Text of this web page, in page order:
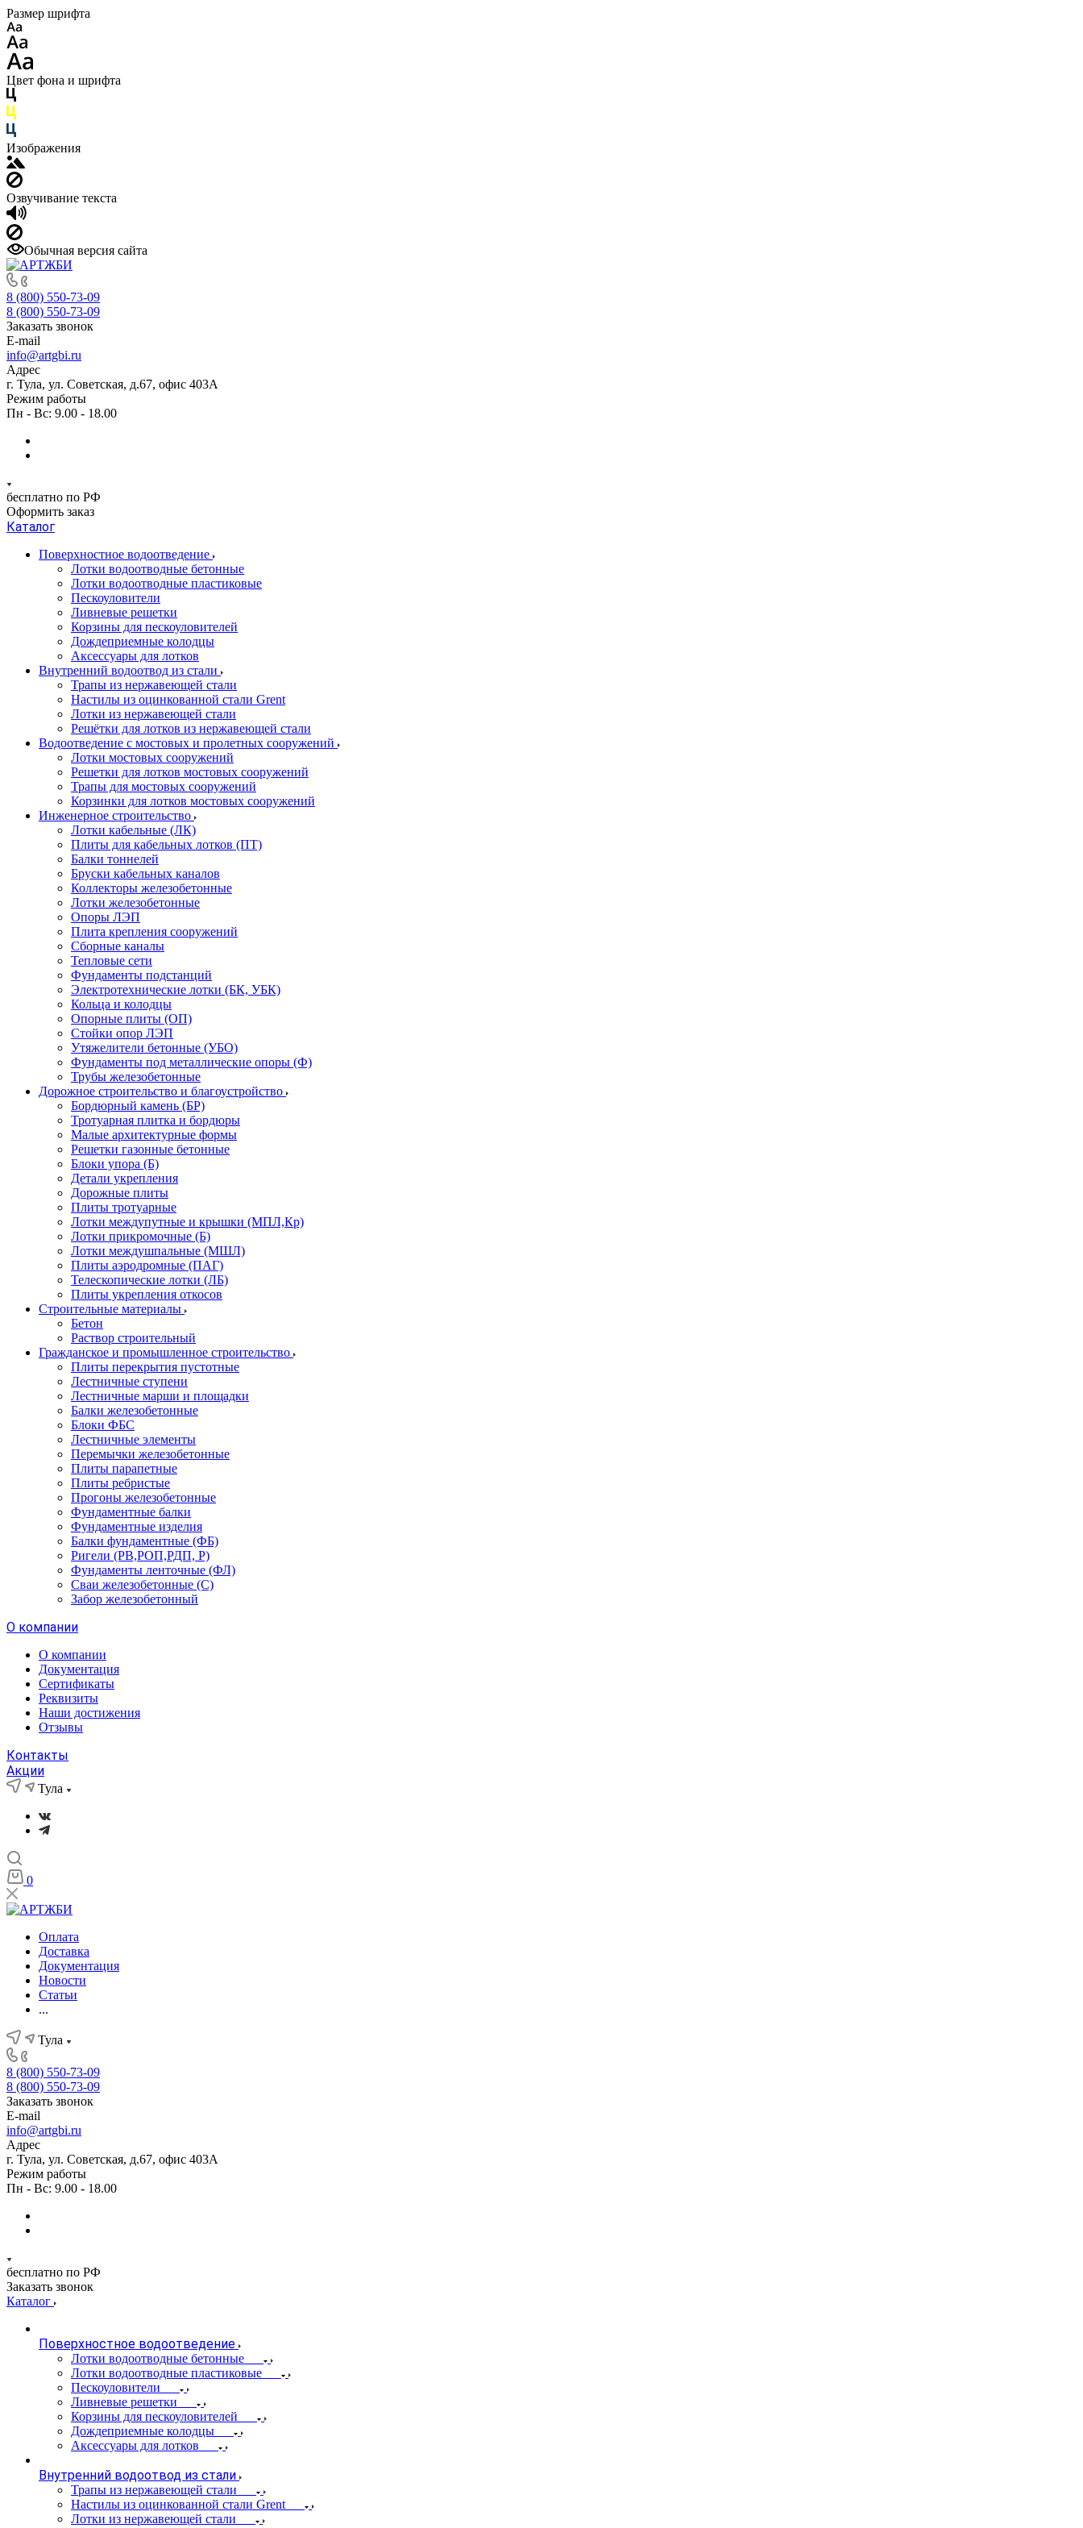
Размер шрифта
Цвет фона и шрифта
Изображения
Озвучивание текста
Обычная версия сайта
8 (800) 550-73-09
8 (800) 550-73-09
Заказать звонок
E-mail
info@artgbi.ru
Адрес
г. Тула, ул. Советская, д.67, офис 403А
Режим работы
Пн - Вс: 9.00 - 18.00
бесплатно по РФ
Оформить заказ
Каталог
Поверхностное водоотведение
Лотки водоотводные бетонные
Лотки водоотводные пластиковые
Пескоуловители
Ливневые решетки
Корзины для пескоуловителей
Дождеприемные колодцы
Аксессуары для лотков
Внутренний водоотвод из стали
Трапы из нержавеющей стали
Настилы из оцинкованной стали Grent
Лотки из нержавеющей стали
Решётки для лотков из нержавеющей стали
Водоотведение с мостовых и пролетных сооружений
Лотки мостовых сооружений
Решетки для лотков мостовых сооружений
Трапы для мостовых сооружений
Корзинки для лотков мостовых сооружений
Инженерное строительство
Лотки кабельные (ЛК)
Плиты для кабельных лотков (ПТ)
Балки тоннелей
Бруски кабельных каналов
Коллекторы железобетонные
Лотки железобетонные
Опоры ЛЭП
Плита крепления сооружений
Сборные каналы
Тепловые сети
Фундаменты подстанций
Электротехнические лотки (БК, УБК)
Кольца и колодцы
Опорные плиты (ОП)
Стойки опор ЛЭП
Утяжелители бетонные (УБО)
Фундаменты под металлические опоры (Ф)
Трубы железобетонные
Дорожное строительство и благоустройство
Бордюрный камень (БР)
Тротуарная плитка и бордюры
Малые архитектурные формы
Решетки газонные бетонные
Блоки упора (Б)
Детали укрепления
Дорожные плиты
Плиты тротуарные
Лотки междупутные и крышки (МПЛ,Кр)
Лотки прикромочные (Б)
Лотки междушпальные (МШЛ)
Плиты аэродромные (ПАГ)
Телескопические лотки (ЛБ)
Плиты укрепления откосов
Строительные материалы
Бетон
Раствор строительный
Гражданское и промышленное строительство
Плиты перекрытия пустотные
Лестничные ступени
Лестничные марши и площадки
Балки железобетонные
Блоки ФБС
Лестничные элементы
Перемычки железобетонные
Плиты парапетные
Плиты ребристые
Прогоны железобетонные
Фундаментные балки
Фундаментные изделия
Балки фундаментные (ФБ)
Ригели (РВ,РОП,РДП, Р)
Фундаменты ленточные (ФЛ)
Сваи железобетонные (С)
Забор железобетонный
О компании
О компании
Документация
Сертификаты
Реквизиты
Наши достижения
Отзывы
Контакты
Акции
Тула
0
Оплата
Доставка
Документация
Новости
Статьи
...
Тула
8 (800) 550-73-09
8 (800) 550-73-09
Заказать звонок
E-mail
info@artgbi.ru
Адрес
г. Тула, ул. Советская, д.67, офис 403А
Режим работы
Пн - Вс: 9.00 - 18.00
бесплатно по РФ
Заказать звонок
Каталог
Поверхностное водоотведение
Лотки водоотводные бетонные
Лотки водоотводные пластиковые
Пескоуловители
Ливневые решетки
Корзины для пескоуловителей
Дождеприемные колодцы
Аксессуары для лотков
Внутренний водоотвод из стали
Трапы из нержавеющей стали
Настилы из оцинкованной стали Grent
Лотки из нержавеющей стали